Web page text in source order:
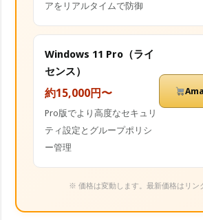
アをリアルタイムで防御
Windows 11 Pro（ライ
センス）
約15,000円〜
Pro版でより高度なセキュリ
ティ設定とグループポリシ
ー管理
※ 価格は変動します。最新価格はリン